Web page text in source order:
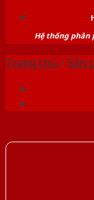
Hệ thống phân
Trang chủ /Sản